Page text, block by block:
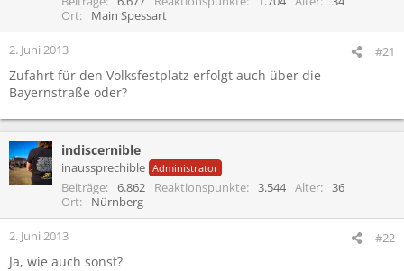
Ort
Main Spessart
2. Juni 2013 #21
Zufahrt für den Volksfestplatz erfolgt auch über die
Bayernstraße oder?
indiscernible
inaussprechible Administrator
Beiträge 6.862 Reaktionspunkte 3.544 Alter
36
Ort
Nürnberg
2. Juni 2013 #22
Ja, wie auch sonst?